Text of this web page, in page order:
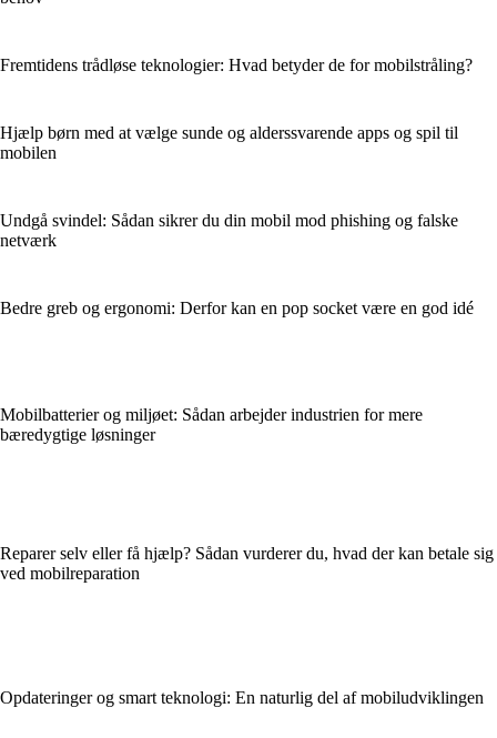
Fremtidens trådløse teknologier: Hvad betyder de for mobilstråling?
Hjælp børn med at vælge sunde og alderssvarende apps og spil til
mobilen
Undgå svindel: Sådan sikrer du din mobil mod phishing og falske
netværk
Bedre greb og ergonomi: Derfor kan en pop socket være en god idé
Mobilbatterier og miljøet: Sådan arbejder industrien for mere
bæredygtige løsninger
Reparer selv eller få hjælp? Sådan vurderer du, hvad der kan betale sig
ved mobilreparation
Opdateringer og smart teknologi: En naturlig del af mobiludviklingen